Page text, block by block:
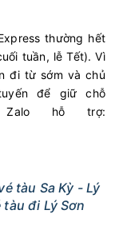
thường hết
tuần, lễ Tết). Vì
đi từ sớm và chủ
để giữ chỗ
hỗ trợ:
tàu Sa Kỳ - Lý
tàu đi Lý Sơn